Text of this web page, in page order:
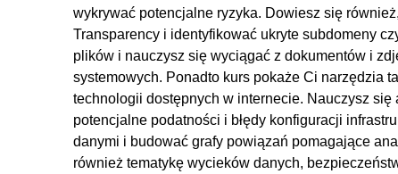
wykrywać potencjalne ryzyka. Dowiesz się
Transparency i identyfikować ukryte subdomeny
plików i nauczysz się wyciągać z dokumentów i
systemowych. Ponadto kurs pokaże Ci narzędzia
technologii dostępnych w internecie. Nauczysz się
potencjalne podatności i błędy konfiguracji
danymi i budować grafy powiązań pomagające
również tematykę wycieków danych,